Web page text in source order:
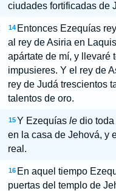
ciudades fortificadas de
14 Entonces Ezequías
al rey de Asiria en
apártate de mí, y llevaré
impusieres. Y el rey de
rey de Judá trescientos
talentos de oro.
15 Y Ezequías ledio toda
en la casa de Jehová, y
real.
16 En aquel tiempo
puertas del templo de